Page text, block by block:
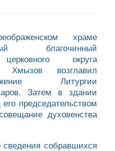
храме
благочинный
церковного округа
Хмызов возглавил
Литургии
Затем в здании
председательством
духовенства
собравшихся